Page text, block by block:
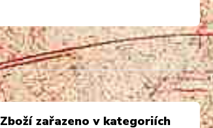
Zboží zařazeno v kategoriích